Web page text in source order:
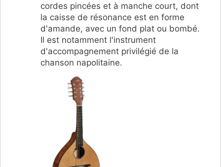
cordes pincées et à manche court, dont
la caisse de résonance est en forme
d'amande, avec un fond plat ou bombé.
Il est notamment l'instrument
d'accompagnement privilégié de la
chanson napolitaine.